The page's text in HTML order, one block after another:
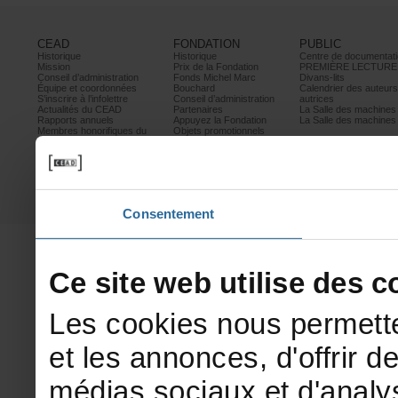
Consentement
CEAD
Historique
Mission
Conseild’administration
Équipeetcoordonnées
S’inscrireàl’infolettre
ActualitésduCEAD
Rapportsannuels
Membreshonorifiquesdu
CEAD
harcèlement
Politiquedeconfidentialité
FONDATION
Historique
PrixdelaFondation
FondsMichelMarc
Bouchard
Conseild’administration
Partenaires
AppuyezlaFondation
Objetspromotionnels
PUBLIC
PREMIÈRELECTURE
Divans-lits
autrices